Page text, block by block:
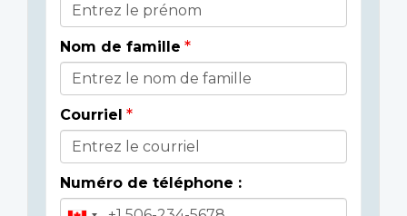
Donor
Details
Nom de famille
Courriel
Numéro de téléphone :